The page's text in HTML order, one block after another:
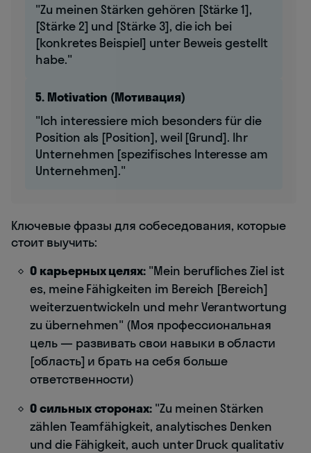
"Zu meinen Stärken gehören [Stärke 1],
[Stärke 2] und [Stärke 3], die ich bei
[konkretes Beispiel] unter Beweis gestellt
habe."
5. Motivation (Мотивация)
"Ich interessiere mich besonders für die
Position als [Position], weil [Grund]. Ihr
Unternehmen [spezifisches Interesse am
Unternehmen]."
Ключевые фразы для собеседования, которые
стоит выучить:
О карьерных целях: "Mein berufliches Ziel ist
es, meine Fähigkeiten im Bereich [Bereich]
weiterzuentwickeln und mehr Verantwortung
zu übernehmen" (Моя профессиональная
цель — развивать свои навыки в области
[область] и брать на себя больше
ответственности)
О сильных сторонах: "Zu meinen Stärken
zählen Teamfähigkeit, analytisches Denken
und die Fähigkeit, auch unter Druck qualitativ